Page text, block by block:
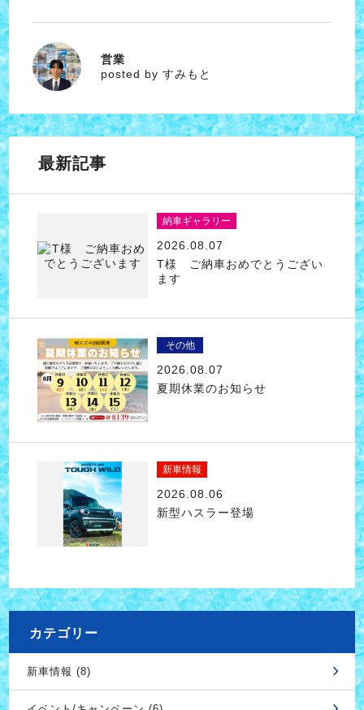
すみもと
営業
posted by すみもと
最新記事
納車ギャラリー
2026.08.07
T様 ご納車おめでとうござい
ます
その他
2026.08.07
夏期休業のお知らせ
新車情報
2026.08.06
新型ハスラー登場
カテゴリー
新車情報 (8)